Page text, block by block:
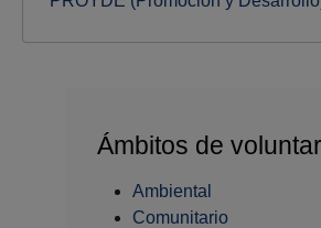
Ámbitos de
Ambiental
Comunitario